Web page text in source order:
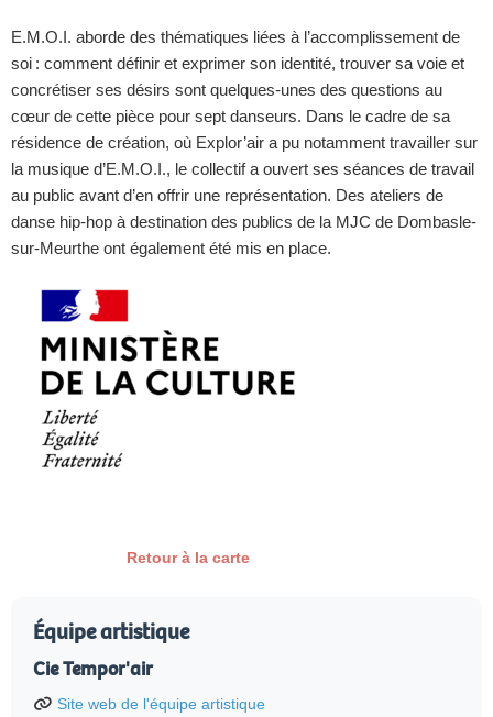
E.M.O.I. aborde des thématiques liées à l’accomplissement de
soi : comment définir et exprimer son identité, trouver sa voie et
concrétiser ses désirs sont quelques-unes des questions au
cœur de cette pièce pour sept danseurs. Dans le cadre de sa
résidence de création, où Explor’air a pu notamment travailler sur
la musique d’E.M.O.I., le collectif a ouvert ses séances de travail
au public avant d’en offrir une représentation. Des ateliers de
danse hip-hop à destination des publics de la MJC de Dombasle-
sur-Meurthe ont également été mis en place.
Retour à la carte
Équipe artistique
Cie Tempor'air
Site web de l'équipe artistique